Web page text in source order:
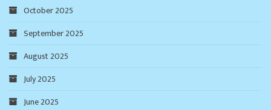
October 2025
September 2025
August 2025
July 2025
June 2025